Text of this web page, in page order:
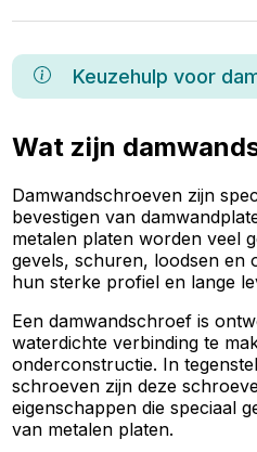
Keuzehulp voor
Wat zijn
Damwandschroeven zijn
bevestigen van
metalen platen worden veel
gevels, schuren, loodsen en
hun sterke profiel en lange
Een damwandschroef is
waterdichte verbinding te
onderconstructie. In
schroeven zijn deze
eigenschappen die speciaal
van metalen platen.